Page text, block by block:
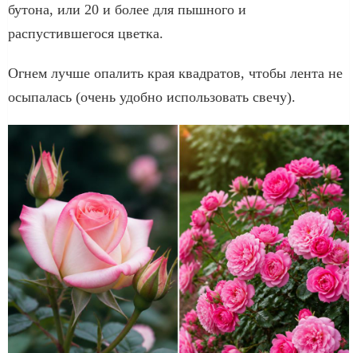
бутона, или 20 и более для пышного и
распустившегося цветка.
Огнем лучше опалить края квадратов, чтобы лента не
осыпалась (очень удобно использовать свечу).